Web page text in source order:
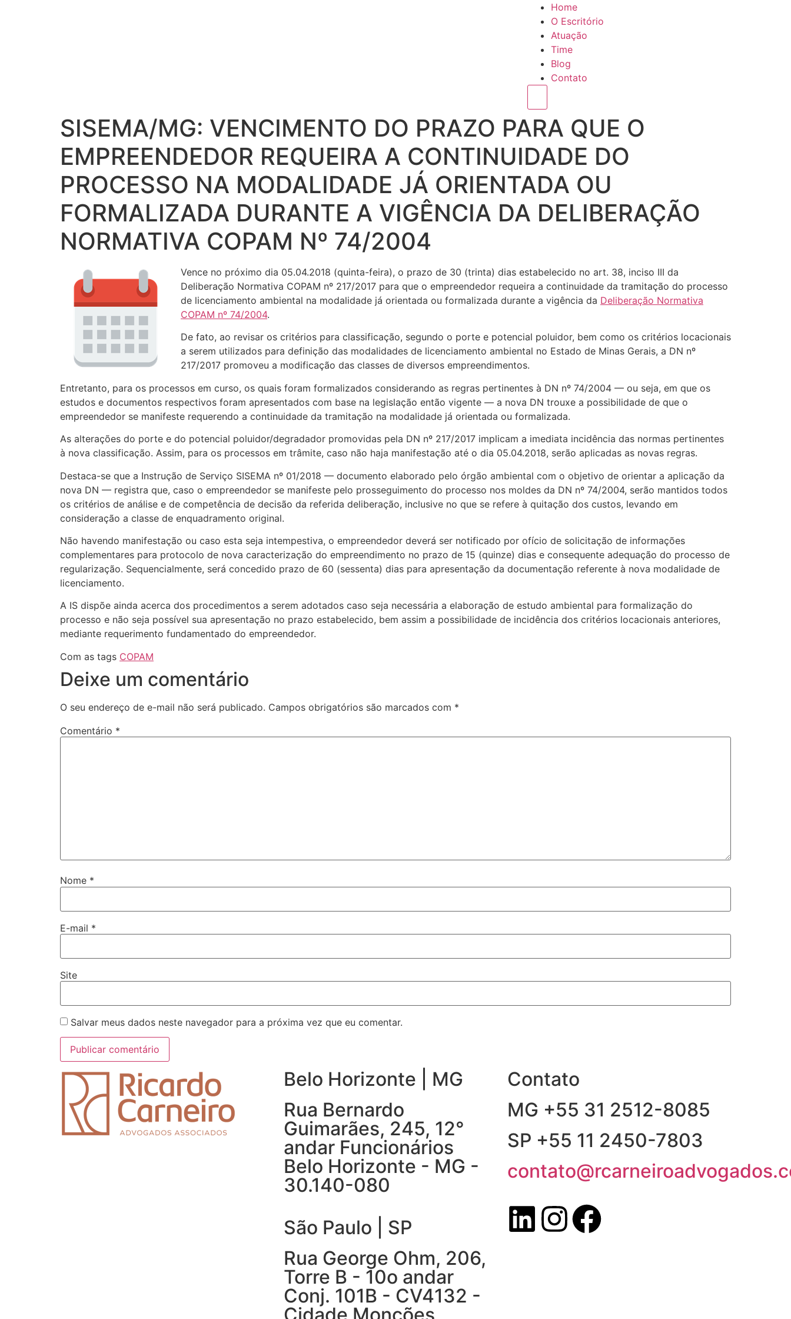
Home
O Escritório
Atuação
Time
Blog
Contato
SISEMA/MG: VENCIMENTO DO PRAZO PARA QUE O
EMPREENDEDOR REQUEIRA A CONTINUIDADE DO
PROCESSO NA MODALIDADE JÁ ORIENTADA OU
FORMALIZADA DURANTE A VIGÊNCIA DA DELIBERAÇÃO
NORMATIVA COPAM Nº 74/2004
Vence no próximo dia 05.04.2018 (quinta-feira), o prazo de 30 (trinta) dias estabelecido no art. 38, inciso III da
Deliberação Normativa COPAM nº 217/2017 para que o empreendedor requeira a continuidade da tramitação do processo
de licenciamento ambiental na modalidade já orientada ou formalizada durante a vigência da Deliberação Normativa
COPAM nº 74/2004.
De fato, ao revisar os critérios para classificação, segundo o porte e potencial poluidor, bem como os critérios locacionais
a serem utilizados para definição das modalidades de licenciamento ambiental no Estado de Minas Gerais, a DN nº
217/2017 promoveu a modificação das classes de diversos empreendimentos.
Entretanto, para os processos em curso, os quais foram formalizados considerando as regras pertinentes à DN nº 74/2004 — ou seja, em que os
estudos e documentos respectivos foram apresentados com base na legislação então vigente — a nova DN trouxe a possibilidade de que o
empreendedor se manifeste requerendo a continuidade da tramitação na modalidade já orientada ou formalizada.
As alterações do porte e do potencial poluidor/degradador promovidas pela DN nº 217/2017 implicam a imediata incidência das normas pertinentes
à nova classificação. Assim, para os processos em trâmite, caso não haja manifestação até o dia 05.04.2018, serão aplicadas as novas regras.
Destaca-se que a Instrução de Serviço SISEMA nº 01/2018 — documento elaborado pelo órgão ambiental com o objetivo de orientar a aplicação da
nova DN — registra que, caso o empreendedor se manifeste pelo prosseguimento do processo nos moldes da DN nº 74/2004, serão mantidos todos
os critérios de análise e de competência de decisão da referida deliberação, inclusive no que se refere à quitação dos custos, levando em
consideração a classe de enquadramento original.
Não havendo manifestação ou caso esta seja intempestiva, o empreendedor deverá ser notificado por ofício de solicitação de informações
complementares para protocolo de nova caracterização do empreendimento no prazo de 15 (quinze) dias e consequente adequação do processo de
regularização. Sequencialmente, será concedido prazo de 60 (sessenta) dias para apresentação da documentação referente à nova modalidade de
licenciamento.
A IS dispõe ainda acerca dos procedimentos a serem adotados caso seja necessária a elaboração de estudo ambiental para formalização do
processo e não seja possível sua apresentação no prazo estabelecido, bem assim a possibilidade de incidência dos critérios locacionais anteriores,
mediante requerimento fundamentado do empreendedor.
Com as tags COPAM
Deixe um comentário
O seu endereço de e-mail não será publicado. Campos obrigatórios são marcados com *
Comentário *
Nome *
E-mail *
Site
Salvar meus dados neste navegador para a próxima vez que eu comentar.
Belo Horizonte | MG
Rua Bernardo
Guimarães, 245, 12°
andar Funcionários
Belo Horizonte - MG -
30.140-080
São Paulo | SP
Rua George Ohm, 206,
Torre B - 10o andar
Conj. 101B - CV4132 -
Contato
MG +55 31 2512-8085
SP +55 11 2450-7803